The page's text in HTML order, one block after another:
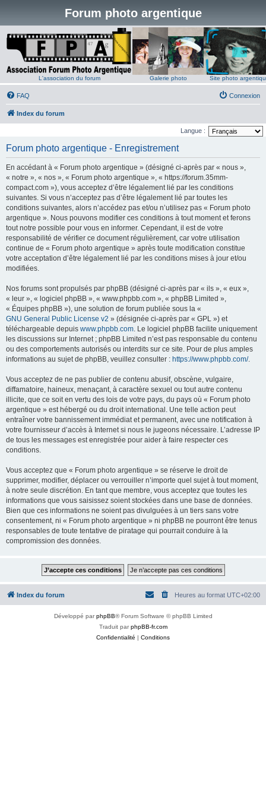
Forum photo argentique
L'association du forum Galerie photo Site photo
FAQ Connexion
Index du forum
Langue :
Forum photo argentique - Enregistrement
En accédant à « Forum photo argentique » (désigné ci-après par « nous »,
« notre », « nos », « Forum photo argentique », « https://forum.35mm-
compact.com »), vous acceptez d’être légalement lié par les conditions
suivantes. Si vous n’acceptez pas d’être légalement lié par toutes les
conditions suivantes, alors n’accédez pas et/ou n’utilisez pas « Forum photo
argentique ». Nous pouvons modifier ces conditions à tout moment et ferons
tout notre possible pour vous en informer. Cependant, il est de votre
responsabilité de vérifier ce document régulièrement, car votre utilisation
continue de « Forum photo argentique » après toute modification constitue
votre acceptation d’être légalement lié par les conditions mises à jour et/ou
modifiées.
Nos forums sont propulsés par phpBB (désigné ci-après par « ils », « eux »,
« leur », « logiciel phpBB », « www.phpbb.com », « phpBB Limited »,
« Équipes phpBB »), une solution de forum publiée sous la «
GNU General Public License v2 » (désignée ci-après par « GPL ») et
téléchargeable depuis www.phpbb.com. Le logiciel phpBB facilite uniquement
les discussions sur Internet ; phpBB Limited n’est pas responsable du contenu
ou des comportements autorisés ou interdits sur ce site. Pour de plus amples
informations au sujet de phpBB, veuillez consulter : https://www.phpbb.com/.
Vous acceptez de ne pas publier de contenu abusif, obscène, vulgaire,
diffamatoire, haineux, menaçant, à caractère sexuel ou tout autre contenu
illicite, que ce soit en vertu des lois de votre pays, du pays où « Forum photo
argentique » est hébergé ou du droit international. Une telle action peut
entraîner votre bannissement immédiat et permanent, avec une notification à
votre fournisseur d’accès à Internet si nous le jugeons nécessaire. L’adresse IP
de tous les messages est enregistrée pour aider à faire respecter ces
conditions.
Vous acceptez que « Forum photo argentique » se réserve le droit de
supprimer, modifier, déplacer ou verrouiller n’importe quel sujet à tout moment,
à notre seule discrétion. En tant que membre, vous acceptez que toutes les
informations que vous saisissez soient stockées dans une base de données.
Bien que ces informations ne soient pas divulguées à un tiers sans votre
consentement, ni « Forum photo argentique » ni phpBB ne pourront être tenus
responsables de toute tentative de piratage qui pourrait conduire à la
compromission des données.
Index du forum Heures au format UTC+02:00
Développé parphpBB® Forum Software © phpBB Limited
Traduit parphpBB-fr.com
Confidentialité | Conditions